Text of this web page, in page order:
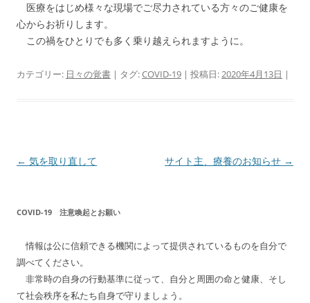
医療をはじめ様々な現場でご尽力されている方々のご健康を
心からお祈りします。
この禍をひとりでも多く乗り越えられますように。
カテゴリー: 日々の覚書 | タグ:COVID-19 | 投稿日:2020年4月13日 |
投
ビ
ー
シ
ョ
← 気を取り直して サイト主、療養のお知らせ →
COVID-19 注意喚起とお願い
情報は公に信頼できる機関によって提供されているものを自分で
調べてください。
非常時の自身の行動基準に従って、自分と周囲の命と健康、そし
て社会秩序を私たち自身で守りましょう。